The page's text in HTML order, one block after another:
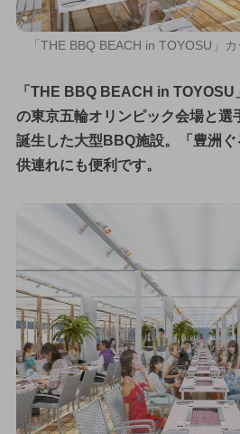
「THE BBQ BEACH in TOYOSU」
「THE BBQ BEACH in
の東京五輪オリンピック会場と選
誕生した大型BBQ施設。「豊洲
供連れにも便利です。